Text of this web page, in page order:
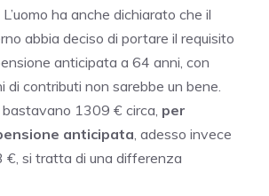
ha anche dichiarato che il
abbia deciso di portare il requisito
anticipata a 64 anni, con
di contributi non sarebbe un bene.
1309 € circa, per
anticipata , adesso invece
€, si tratta di una differenza